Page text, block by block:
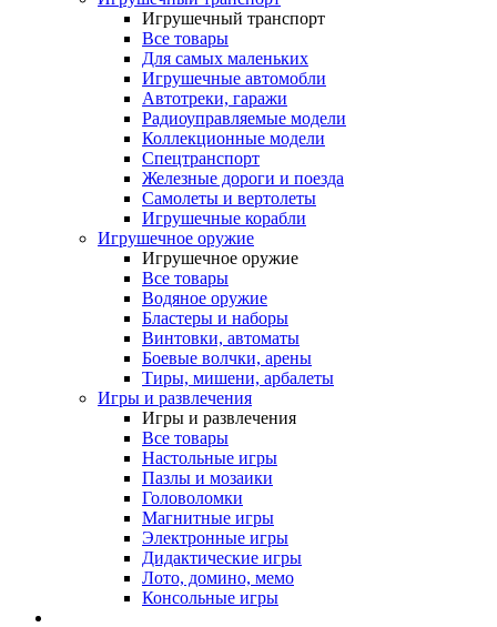
Игрушечный транспорт
Все товары
Для самых маленьких
Игрушечные автомобли
Автотреки, гаражи
Радиоуправляемые модели
Коллекционные модели
Спецтранспорт
Железные дороги и поезда
Самолеты и вертолеты
Игрушечные корабли
Игрушечное оружие
Игрушечное оружие
Все товары
Водяное оружие
Бластеры и наборы
Винтовки, автоматы
Боевые волчки, арены
Тиры, мишени, арбалеты
Игры и развлечения
Игры и развлечения
Все товары
Настольные игры
Пазлы и мозаики
Головоломки
Магнитные игры
Электронные игры
Дидактические игры
Лото, домино, мемо
Консольные игры